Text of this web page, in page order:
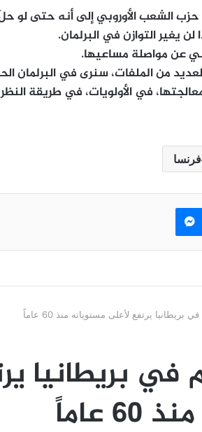
الشعب الأوروبي إلى أنه حتى لو حلّ
يغير التوازن في البرلمان.
عن مواصلة مساعيها.
من الملفات، سنرى في البرلمان
في الأولويات، في طريقة
فرنسا
ماسنجر